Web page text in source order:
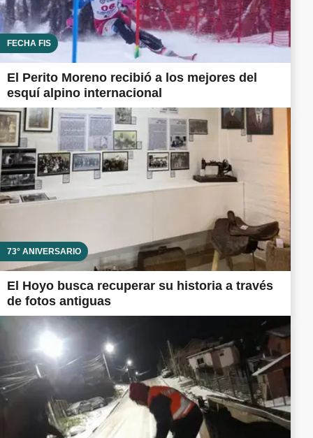
FECHA FIS
El Perito Moreno recibió a los mejores del
esquí alpino internacional
73° ANIVERSARIO
El Hoyo busca recuperar su historia a través
de fotos antiguas